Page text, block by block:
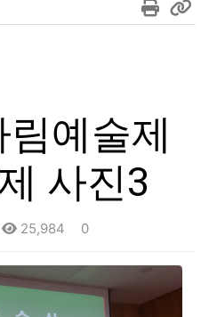
예술제
사진3
25,984 0